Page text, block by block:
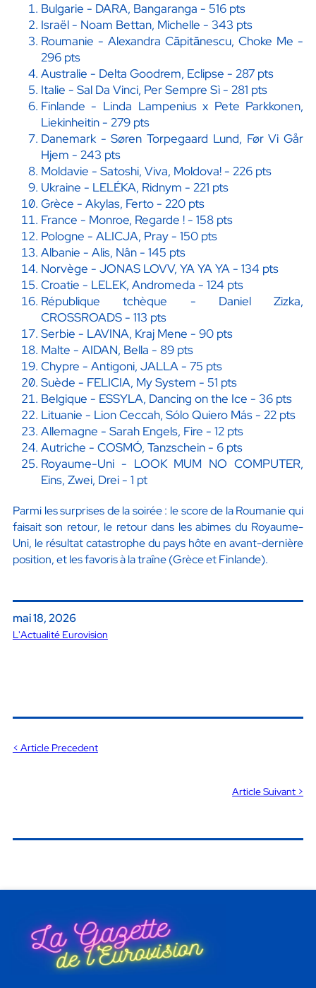
Bulgarie - DARA, Bangaranga - 516 pts
Israël - Noam Bettan, Michelle - 343 pts
Roumanie - Alexandra Căpitănescu, Choke Me -
296 pts
Australie - Delta Goodrem, Eclipse - 287 pts
Italie - Sal Da Vinci, Per Sempre Sì - 281 pts
Finlande - Linda Lampenius x Pete Parkkonen,
Liekinheitin - 279 pts
Danemark - Søren Torpegaard Lund, Før Vi Går
Hjem - 243 pts
Moldavie - Satoshi, Viva, Moldova! - 226 pts
Ukraine - LELÉKA, Ridnym - 221 pts
Grèce - Akylas, Ferto - 220 pts
France - Monroe, Regarde ! - 158 pts
Pologne - ALICJA, Pray - 150 pts
Albanie - Alis, Nân - 145 pts
Norvège - JONAS LOVV, YA YA YA - 134 pts
Croatie - LELEK, Andromeda - 124 pts
République tchèque - Daniel Zizka,
CROSSROADS - 113 pts
Serbie - LAVINA, Kraj Mene - 90 pts
Malte - AIDAN, Bella - 89 pts
Chypre - Antigoni, JALLA - 75 pts
Suède - FELICIA, My System - 51 pts
Belgique - ESSYLA, Dancing on the Ice - 36 pts
Lituanie - Lion Ceccah, Sólo Quiero Más - 22 pts
Allemagne - Sarah Engels, Fire - 12 pts
Autriche - COSMÓ, Tanzschein - 6 pts
Royaume-Uni - LOOK MUM NO COMPUTER,
Eins, Zwei, Drei - 1 pt
Parmi les surprises de la soirée : le score de la Roumanie qui
faisait son retour, le retour dans les abimes du Royaume-
Uni, le résultat catastrophe du pays hôte en avant-dernière
position, et les favoris à la traîne (Grèce et Finlande).
mai 18, 2026
L'Actualité Eurovision
< Article Precedent
Article Suivant >